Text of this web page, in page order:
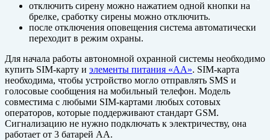
отключить сирену можно нажатием одной кнопки на
брелке, сработку сирены можно отключить.
после отключения оповещения система автоматически
переходит в режим охраны.
Для начала работы автономной охранной системы необходимо
купить SIM-карту и элементы питания «АА». SIM-карта
необходима, чтобы устройство могло отправлять SMS и
голосовые сообщения на мобильный телефон. Модель
совместима с любыми SIM-картами любых сотовых
операторов, которые поддерживают стандарт GSM.
Сигнализацию не нужно подключать к электричеству, она
работает от 3 батарей АА.